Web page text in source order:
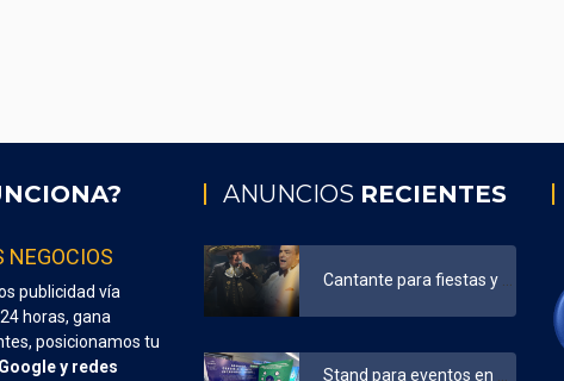
NEGOCIOS
publicidad vía
horas, gana
posicionamos tu
Google y redes
ANUNCIOS RECIENTES